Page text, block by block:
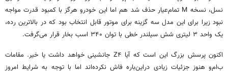
نسل، نسخه M تمام‌عیار حذف شد هم اما این خودرو هرگز با کمبود قدرت مواجه
نبود زیرا برای این مدل سه گزینه برای موتور قابل انتخاب بود که در بالاترین رده،
یک واحد ۳ لیتری شش سیلندر خطی با توان ۳۴۰ اسب بخار قرار می‌گرفت.
اکنون پرسش بزرگ این است که آیا Z۴ جانشینی خواهد داشت یا خیر. مقامات
ب‌ام‌و هنوز جزئیات زیادی دراین‌باره فاش نکرده‌اند اما با توجه به شرایط امروز